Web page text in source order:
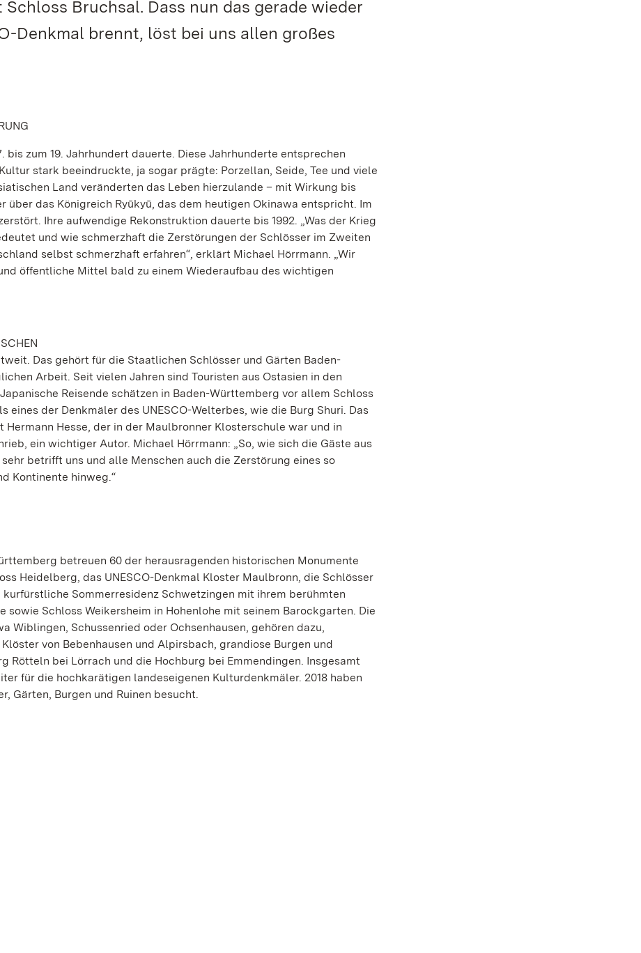
Bruchsal. Dass nun das gerade wieder
Denkmal brennt, löst bei uns allen großes
bis zum 19. Jahrhundert dauerte. Diese Jahrhunderte entsprechen
stark beeindruckte, ja sogar prägte: Porzellan, Seide, Tee und viele
Land veränderten das Leben hierzulande – mit Wirkung bis
über das Königreich Ryūkyū, das dem heutigen Okinawa entspricht. Im
Ihre aufwendige Rekonstruktion dauerte bis 1992. „Was der Krieg
und wie schmerzhaft die Zerstörungen der Schlösser im Zweiten
selbst schmerzhaft erfahren“, erklärt Michael Hörrmann. „Wir
öffentliche Mittel bald zu einem Wiederaufbau des wichtigen
Das gehört für die Staatlichen Schlösser und Gärten Baden-
Arbeit. Seit vielen Jahren sind Touristen aus Ostasien in den
Reisende schätzen in Baden-Württemberg vor allem Schloss
der Denkmäler des UNESCO-Welterbes, wie die Burg Shuri. Das
Hesse, der in der Maulbronner Klosterschule war und in
ein wichtiger Autor. Michael Hörrmann: „So, wie sich die Gäste aus
betrifft uns und alle Menschen auch die Zerstörung eines so
Kontinente hinweg.“
betreuen 60 der herausragenden historischen Monumente
Heidelberg, das UNESCO-Denkmal Kloster Maulbronn, die Schlösser
Sommerresidenz Schwetzingen mit ihrem berühmten
sowie Schloss Weikersheim in Hohenlohe mit seinem Barockgarten. Die
Wiblingen, Schussenried oder Ochsenhausen, gehören dazu,
von Bebenhausen und Alpirsbach, grandiose Burgen und
Rötteln bei Lörrach und die Hochburg bei Emmendingen. Insgesamt
für die hochkarätigen landeseigenen Kulturdenkmäler. 2018 haben
Gärten, Burgen und Ruinen besucht.